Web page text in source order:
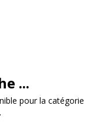
...
pour la catégorie